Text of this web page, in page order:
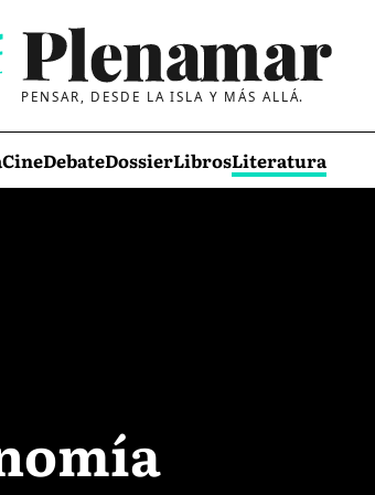
PENSAR, DESDE LA ISLA Y MÁS ALLÁ.
CineDebateDossierLibrosLiteratura